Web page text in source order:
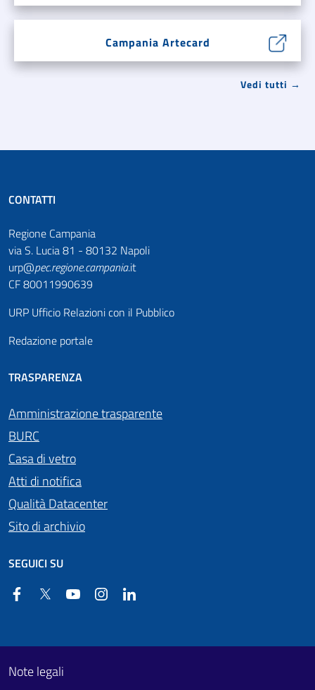
Campania Artecard
Vedi tutti →
CONTATTI
Regione Campania
via S. Lucia 81 - 80132 Napoli
urp@pec.regione.campania.it
CF 80011990639
URP Ufficio Relazioni con il Pubblico
Redazione portale
TRASPARENZA
Amministrazione trasparente
BURC
Casa di vetro
Atti di notifica
Qualità Datacenter
Sito di archivio
SEGUICI SU
FacebookTwitter YouTube Instagram
Footer First
Useful links section
Note legali